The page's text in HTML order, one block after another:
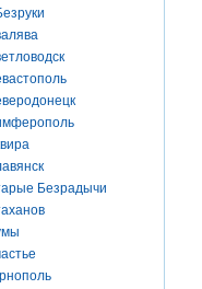
Безрадычи